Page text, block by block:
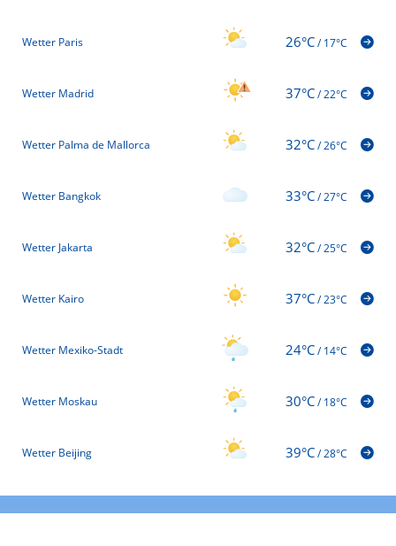
Wetter Paris 26°C/17°C
Wetter Madrid 37°C/22°C
Wetter Palma de Mallorca 32°C/26°C
Wetter Bangkok 33°C/27°C
Wetter Jakarta 32°C/25°C
Wetter Kairo 37°C/23°C
Wetter Mexiko-Stadt 24°C/14°C
Wetter Moskau 30°C/18°C
Wetter Beijing 39°C/28°C